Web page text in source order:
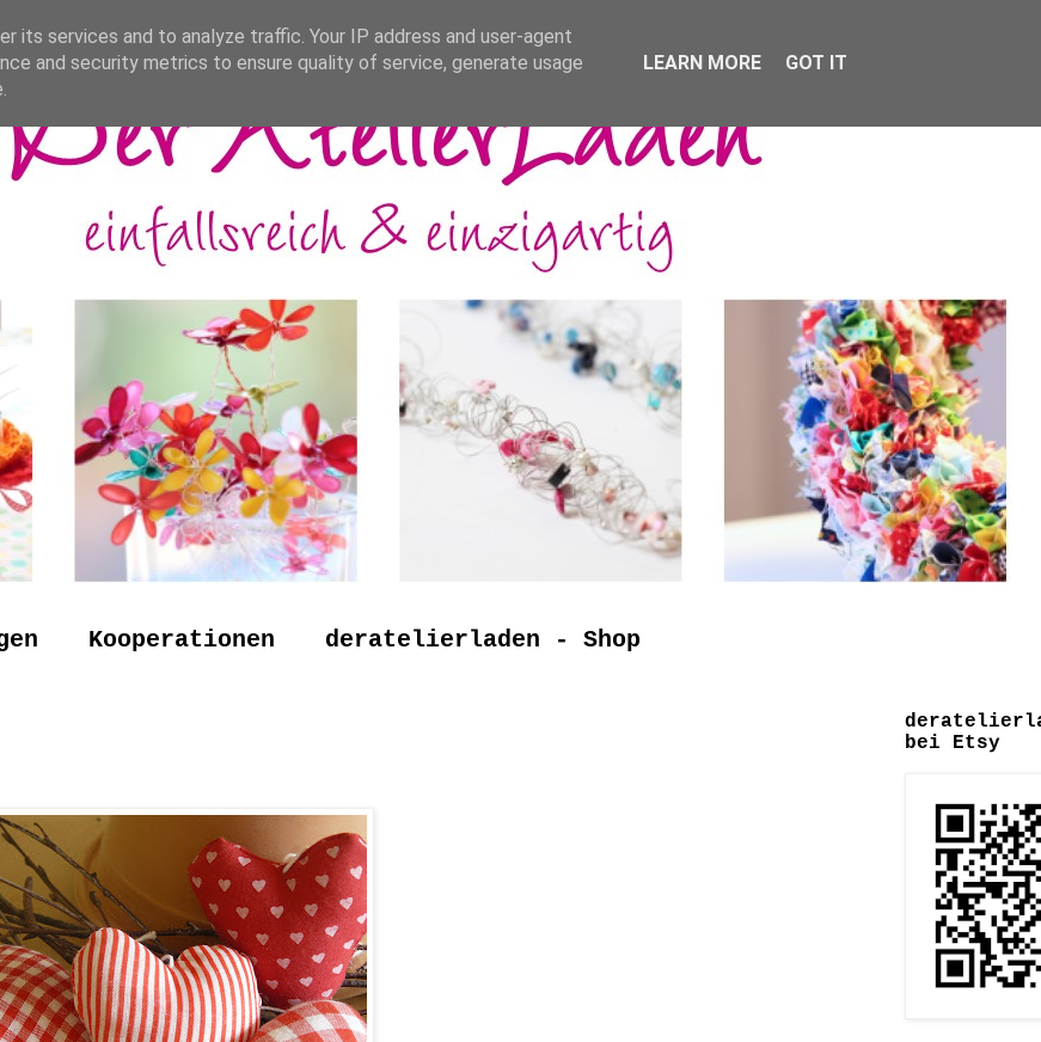
Kooperationen deratelierladen - Shop
bei Etsy
its services and to analyze traffic. Your IP address and user-agent
and security metrics to ensure quality of service, generate usage
LEARN MORE GOT IT